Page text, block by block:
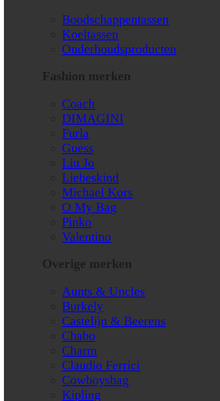
Boodschappentassen
Koeltassen
Onderhoudsproducten
Fashion merken
Coach
DIMAGINI
Furla
Guess
Liu Jo
Liebeskind
Michael Kors
O My Bag
Pinko
Valentino
Overige merken
Aunts & Uncles
Burkely
Castelijn & Beerens
Chabo
Charm
Claudio Ferrici
Cowboysbag
Kipling